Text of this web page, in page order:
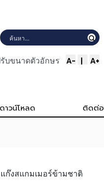
บขนาดตัวอักษร A- | A+
ดาวน์โหลด ติดต่อ
แก๊งสแกมเมอร์ข้ามชาติ